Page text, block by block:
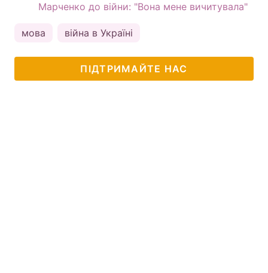
Марченко до війни: "Вона мене вичитувала"
мова війна в Україні
ПІДТРИМАЙТЕ НАС